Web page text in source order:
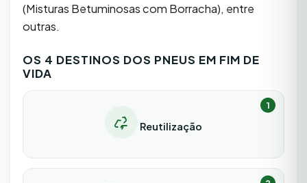
(Misturas Betuminosas com Borracha), entre
outras.
OS 4 DESTINOS DOS PNEUS EM FIM DE
VIDA
1
Reutilização